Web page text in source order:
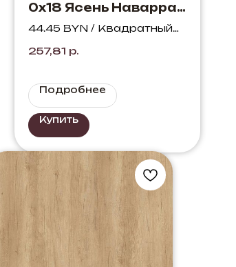
0х18 Ясень Наварра
Н1250 ST36
44.45 BYN / Квадратный
257,81 р.
Подробнее
Купить